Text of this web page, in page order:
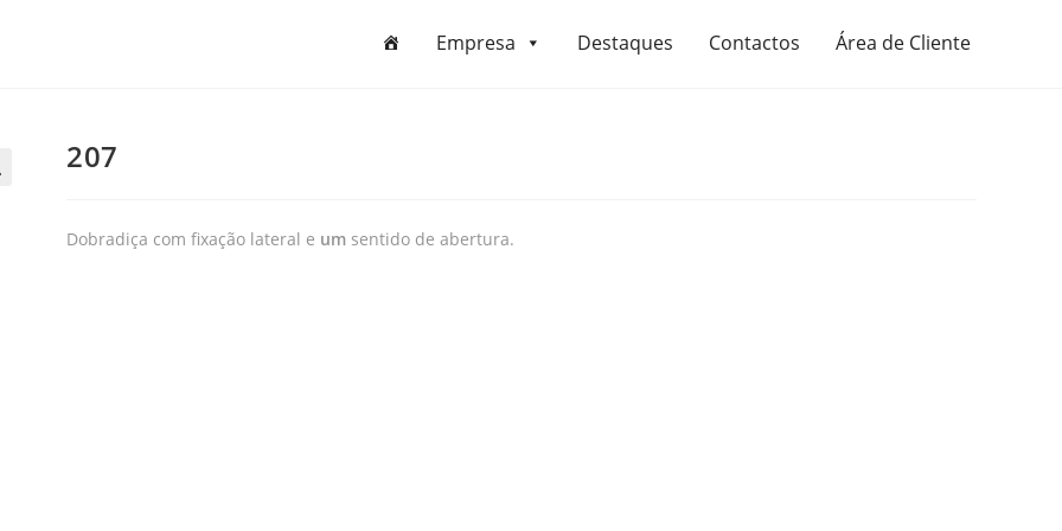
Empresa Destaques Contactos Área de Cliente
207
Dobradiça com fixação lateral e um sentido de abertura.